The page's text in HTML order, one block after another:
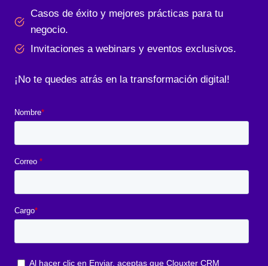
Casos de éxito y mejores prácticas para tu
negocio.
Invitaciones a webinars y eventos exclusivos.
¡No te quedes atrás en la transformación digital!